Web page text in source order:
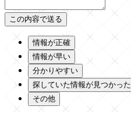
情報が正確
情報が早い
分かりやすい
探していた情報が見つかった
その他